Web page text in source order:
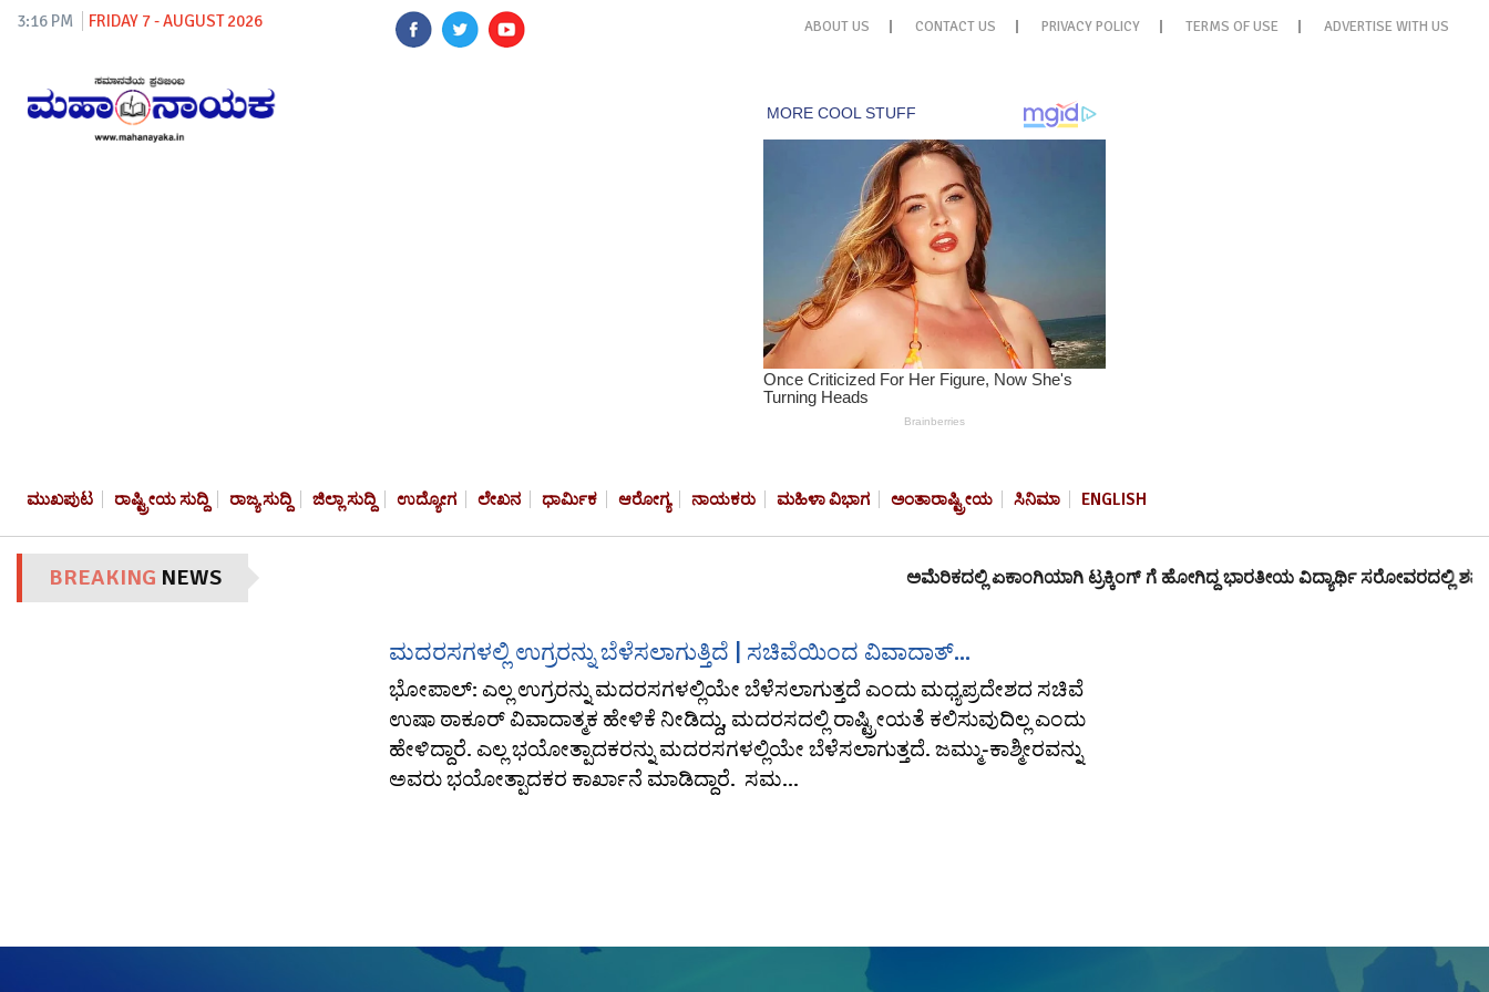
3:16 PM FRIDAY 7 - AUGUST 2026 ABOUT US CONTACT US PRIVACY POLICY TERMS OF USE ADVERTISE WITH US
ಮುಖಪುಟ ರಾಷ್ಟ್ರೀಯ ಸುದ್ದಿ ರಾಜ್ಯ ಸುದ್ದಿ ಜಿಲ್ಲಾ ಸುದ್ದಿ ಉದ್ಯೋಗ ಲೇಖನ ಧಾರ್ಮಿಕ ಆರೋಗ್ಯ ನಾಯಕರು ಮಹಿಳಾ ವಿಭಾಗ ಅಂತಾರಾಷ್ಟ್ರೀಯ ಸಿನಿಮಾ ENGLISH
BREAKING NEWS ಅಮೆರಿಕದಲ್ಲಿ ಏಕಾಂಗಿಯಾಗಿ ಟ್ರಕ್ಕಿಂಗ್ ಗೆ ಹೋಗಿದ್ದ ಭಾರತೀಯ ವಿದ್ಯಾರ್ಥಿ ಸರೋವರದಲ್ಲಿ ಶವವಾಗಿ
ಮದರಸಗಳಲ್ಲಿ ಉಗ್ರರನ್ನು ಬೆಳೆಸಲಾಗುತ್ತಿದೆ | ಸಚಿವೆಯಿಂದ ವಿವಾದಾತ್...
ಭೋಪಾಲ್: ಎಲ್ಲ ಉಗ್ರರನ್ನು ಮದರಸಗಳಲ್ಲಿಯೇ ಬೆಳೆಸಲಾಗುತ್ತದೆ ಎಂದು ಮಧ್ಯಪ್ರದೇಶದ ಸಚಿವೆ
ಉಷಾ ಠಾಕೂರ್ ವಿವಾದಾತ್ಮಕ ಹೇಳಿಕೆ ನೀಡಿದ್ದು, ಮದರಸದಲ್ಲಿ ರಾಷ್ಟ್ರೀಯತೆ ಕಲಿಸುವುದಿಲ್ಲ ಎಂದು
ಹೇಳಿದ್ದಾರೆ. ಎಲ್ಲ ಭಯೋತ್ಪಾದಕರನ್ನು ಮದರಸಗಳಲ್ಲಿಯೇ ಬೆಳೆಸಲಾಗುತ್ತದೆ. ಜಮ್ಮು-ಕಾಶ್ಮೀರವನ್ನು
ಅವರು ಭಯೋತ್ಪಾದಕರ ಕಾರ್ಖಾನೆ ಮಾಡಿದ್ದಾರೆ. ಸಮ...